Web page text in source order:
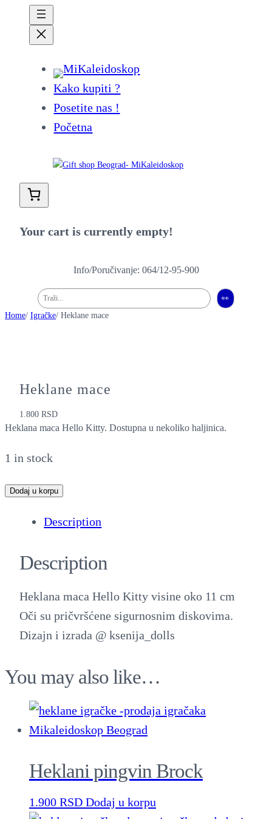
Kako kupiti ?
Posetite nas !
Početna
Your cart is currently empty!
Info/Poručivanje: 064/12-95-900
Pretraga 👀
Home/ Igračke/ Heklane mace
Heklane mace
1.800RSD
Heklana maca Hello Kitty. Dostupna u nekoliko haljinica.
1 in stock
H
e
Dodaj u korpu
Description
Description
Heklana maca Hello Kitty visine oko 11 cm
Oči su pričvršćene sigurnosnim diskovima.
Dizajn i izrada @ ksenija_dolls
You may also like…
Heklani pingvin Brock
1.900 RSD Dodaj u korpu